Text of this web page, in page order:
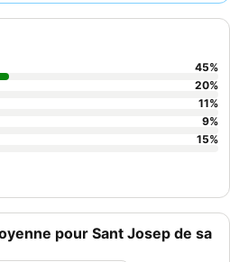
un large choix d'options fraîches.
pensez à demander une
afin de minimiser le bruit.
pour Sant Josep de sa
45%
20%
11%
9%
15%